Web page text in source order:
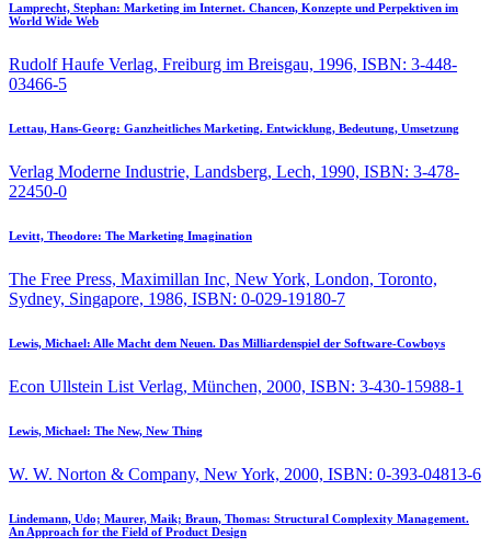
Lamprecht, Stephan: Marketing im Internet. Chancen, Konzepte und Perpektiven im
World Wide Web
Rudolf Haufe Verlag, Freiburg im Breisgau, 1996, ISBN: 3-448-
03466-5
Lettau, Hans-Georg: Ganzheitliches Marketing. Entwicklung, Bedeutung, Umsetzung
Verlag Moderne Industrie, Landsberg, Lech, 1990, ISBN: 3-478-
22450-0
Levitt, Theodore: The Marketing Imagination
The Free Press, Maximillan Inc, New York, London, Toronto,
Sydney, Singapore, 1986, ISBN: 0-029-19180-7
Lewis, Michael: Alle Macht dem Neuen. Das Milliardenspiel der Software-Cowboys
Econ Ullstein List Verlag, München, 2000, ISBN: 3-430-15988-1
Lewis, Michael: The New, New Thing
W. W. Norton & Company, New York, 2000, ISBN: 0-393-04813-6
Lindemann, Udo; Maurer, Maik; Braun, Thomas: Structural Complexity Management.
An Approach for the Field of Product Design